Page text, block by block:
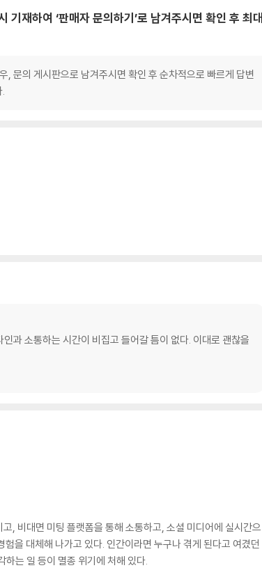
재하여 ‘판매자 문의하기’로 남겨주시면 확인 후 최대
, 문의 게시판으로 남겨주시면 확인 후 순차적으로 빠르게 답변
과 소통하는 시간이 비집고 들어갈 틈이 없다. 이대로 괜찮을
, 비대면 미팅 플랫폼을 통해 소통하고, 소셜 미디어에 실시간으
을 대체해 나가고 있다. 인간이라면 누구나 겪게 된다고 여겼던
는 일 등이 멸종 위기에 처해 있다.